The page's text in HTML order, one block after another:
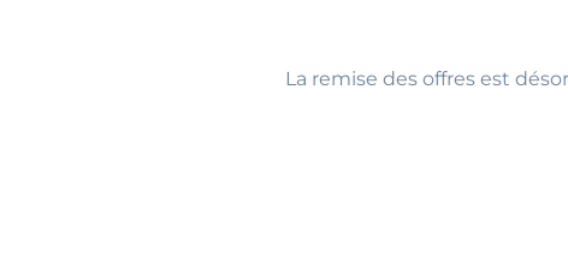
La remise des offres est